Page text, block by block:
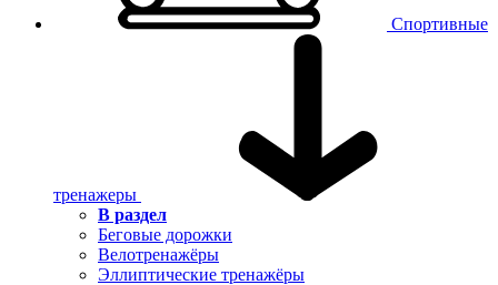
Спортивные
тренажеры
В раздел
Беговые дорожки
Велотренажёры
Эллиптические тренажёры